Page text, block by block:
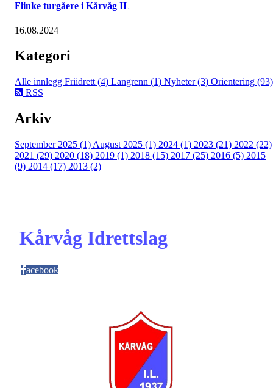
Flinke turgåere i Kårvåg IL
16.08.2024
Kategori
Alle innlegg Friidrett (4) Langrenn (1) Nyheter (3) Orientering (93)
RSS
Arkiv
September 2025 (1) August 2025 (1) 2024 (1) 2023 (21) 2022 (22)
2021 (29) 2020 (18) 2019 (1) 2018 (15) 2017 (25) 2016 (5) 2015
(9) 2014 (17) 2013 (2)
Kårvåg Idrettslag
acebook